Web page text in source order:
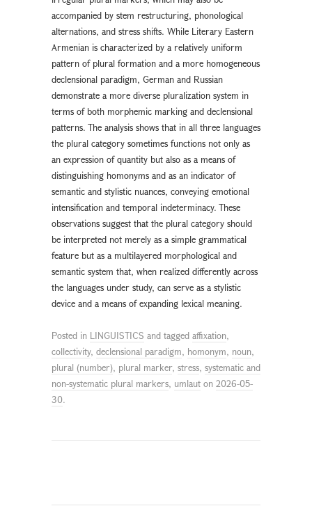
accompanied by stem restructuring, phonological
alternations, and stress shifts. While Literary Eastern
Armenian is characterized by a relatively uniform
pattern of plural formation and a more homogeneous
declensional paradigm, German and Russian
demonstrate a more diverse pluralization system in
terms of both morphemic marking and declensional
patterns. The analysis shows that in all three languages
the plural category sometimes functions not only as
an expression of quantity but also as a means of
distinguishing homonyms and as an indicator of
semantic and stylistic nuances, conveying emotional
intensification and temporal indeterminacy. These
observations suggest that the plural category should
be interpreted not merely as a simple grammatical
feature but as a multilayered morphological and
semantic system that, when realized differently across
the languages under study, can serve as a stylistic
device and a means of expanding lexical meaning.
Posted in LINGUISTICS and tagged affixation,
collectivity, declensional paradigm, homonym, noun,
plural (number), plural marker, stress, systematic and
non-systematic plural markers, umlaut on 2026-05-
30.